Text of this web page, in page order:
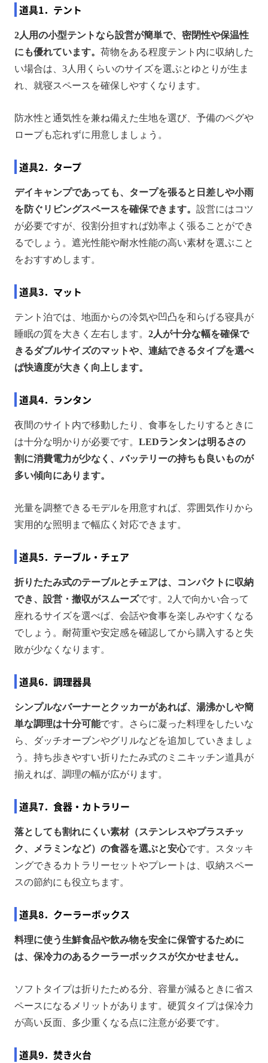
道具1．テント
2人用の小型テントなら設営が簡単で、密閉性や保温性
にも優れています。 荷物をある程度テント内に収納した
い場合は、3人用くらいのサイズを選ぶとゆとりが生ま
れ、就寝スペースを確保しやすくなります。
防水性と通気性を兼ね備えた生地を選び、予備のペグや
ロープも忘れずに用意しましょう。
道具2．タープ
デイキャンプであっても、タープを張ると日差しや小雨
を防ぐリビングスペースを確保できます。 設営にはコツ
が必要ですが、役割分担すれば効率よく張ることができ
るでしょう。遮光性能や耐水性能の高い素材を選ぶこと
をおすすめします。
道具3．マット
テント泊では、地面からの冷気や凹凸を和らげる寝具が
睡眠の質を大きく左右します。 2人が十分な幅を確保で
きるダブルサイズのマットや、連結できるタイプを選べ
ば快適度が大きく向上します。
道具4．ランタン
夜間のサイト内で移動したり、食事をしたりするときに
は十分な明かりが必要です。 LEDランタンは明るさの
割に消費電力が少なく、バッテリーの持ちも良いものが
多い傾向にあります。
光量を調整できるモデルを用意すれば、雰囲気作りから
実用的な照明まで幅広く対応できます。
道具5．テーブル・チェア
折りたたみ式のテーブルとチェアは、コンパクトに収納
でき、設営・撤収がスムーズです。2人で向かい合って
座れるサイズを選べば、会話や食事を楽しみやすくなる
でしょう。耐荷重や安定感を確認してから購入すると失
敗が少なくなります。
道具6．調理器具
シンプルなバーナーとクッカーがあれば、湯沸かしや簡
単な調理は十分可能です。さらに凝った料理をしたいな
ら、ダッチオーブンやグリルなどを追加していきましょ
う。持ち歩きやすい折りたたみ式のミニキッチン道具が
揃えれば、調理の幅が広がります。
道具7．食器・カトラリー
落としても割れにくい素材（ステンレスやプラスチッ
ク、メラミンなど）の食器を選ぶと安心です。スタッキ
ングできるカトラリーセットやプレートは、収納スペー
スの節約にも役立ちます。
道具8．クーラーボックス
料理に使う生鮮食品や飲み物を安全に保管するために
は、保冷力のあるクーラーボックスが欠かせません。
ソフトタイプは折りたためる分、容量が減るときに省ス
ペースになるメリットがあります。硬質タイプは保冷力
が高い反面、多少重くなる点に注意が必要です。
道具9．焚き火台